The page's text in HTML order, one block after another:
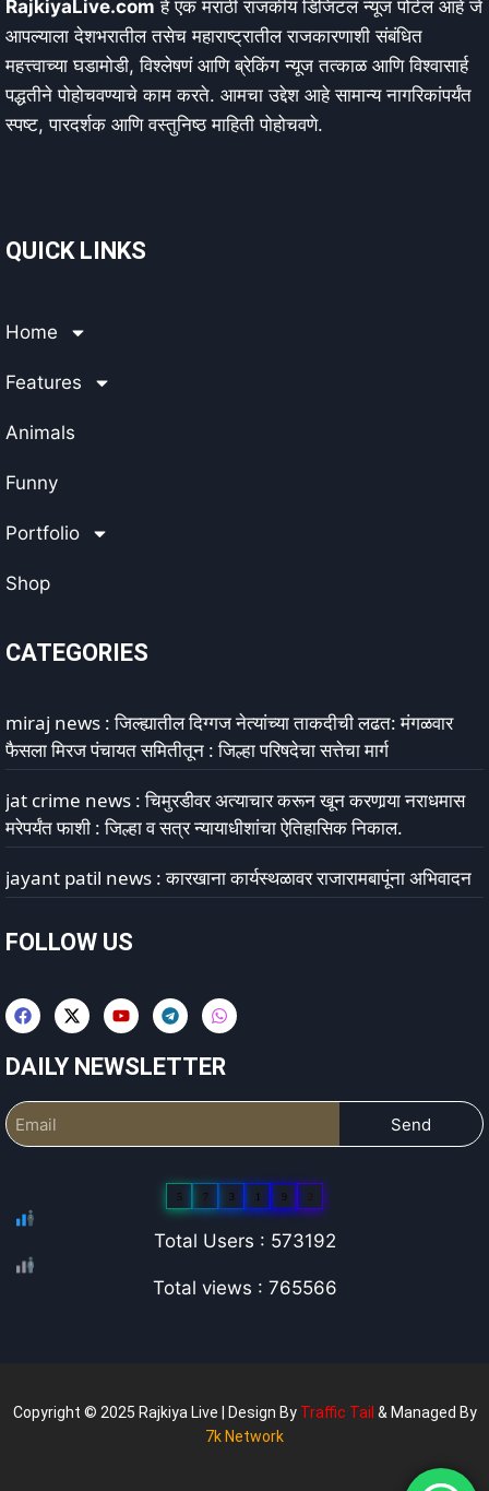
RajkiyaLive.com हे एक मराठी राजकीय डिजिटल न्यूज पोर्टल आहे जे
आपल्याला देशभरातील तसेच महाराष्ट्रातील राजकारणाशी संबंधित
महत्त्वाच्या घडामोडी, विश्लेषणं आणि ब्रेकिंग न्यूज तत्काळ आणि विश्वासार्ह
पद्धतीने पोहोचवण्याचे काम करते. आमचा उद्देश आहे सामान्य नागरिकांपर्यंत
स्पष्ट, पारदर्शक आणि वस्तुनिष्ठ माहिती पोहोचवणे.
QUICK LINKS
Home
Features
Animals
Funny
Portfolio
Shop
CATEGORIES
miraj news : जिल्ह्यातील दिग्गज नेत्यांच्या ताकदीची लढत: मंगळवार
फैसला मिरज पंचायत समितीतून : जिल्हा परिषदेचा सत्तेचा मार्ग
jat crime news : चिमुरडीवर अत्याचार करून खून करणार्‍या नराधमास
मरेपर्यंत फाशी : जिल्हा व सत्र न्यायाधीशांचा ऐतिहासिक निकाल.
jayant patil news : कारखाना कार्यस्थळावर राजारामबापूंना अभिवादन
FOLLOW US
DAILY NEWSLETTER
Send
5 7 3 1 9 2
Total Users : 573192
Total views : 765566
Copyright © 2025 Rajkiya Live | Design By Traffic Tail & Managed By
7k Network